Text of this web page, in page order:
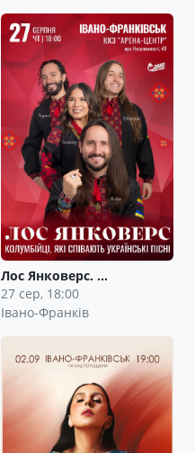
Лос Янковерс. …
27 сер, 18:00
Івано-Франків